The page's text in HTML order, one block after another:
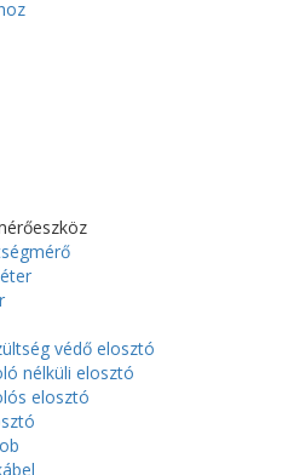
védő elosztó
nélküli elosztó
elosztó